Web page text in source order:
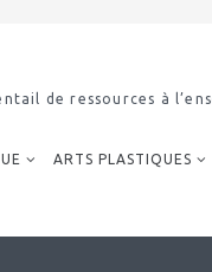
de ressources à
ARTS PLASTIQUES